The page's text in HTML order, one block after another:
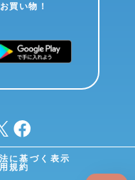
買い物！
facebook
に基づく表示
規約